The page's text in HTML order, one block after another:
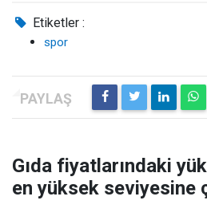
Etiketler :
spor
Gıda fiyatlarındaki
en yüksek seviyesine